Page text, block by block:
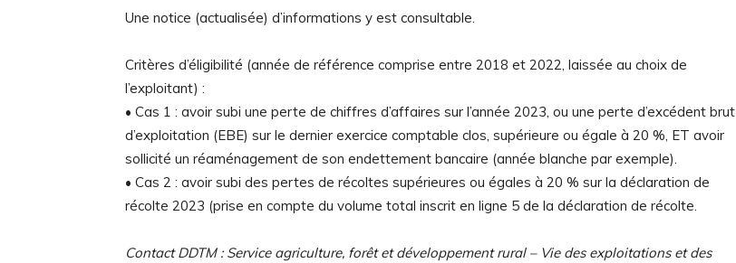
Une notice (actualisée) d’informations y est consultable.
Critères d’éligibilité (année de référence comprise entre 2018 et 2022, laissée au choix de
l’exploitant) :
• Cas 1 : avoir subi une perte de chiffres d’affaires sur l’année 2023, ou une perte d’excédent brut
d’exploitation (EBE) sur le dernier exercice comptable clos, supérieure ou égale à 20 %, ET avoir
sollicité un réaménagement de son endettement bancaire (année blanche par exemple).
• Cas 2 : avoir subi des pertes de récoltes supérieures ou égales à 20 % sur la déclaration de
récolte 2023 (prise en compte du volume total inscrit en ligne 5 de la déclaration de récolte.
Contact DDTM : Service agriculture, forêt et développement rural – Vie des exploitations et des